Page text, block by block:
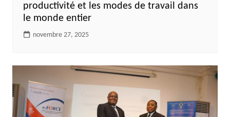
productivité et les modes de travail dans
le monde entier
novembre 27, 2025